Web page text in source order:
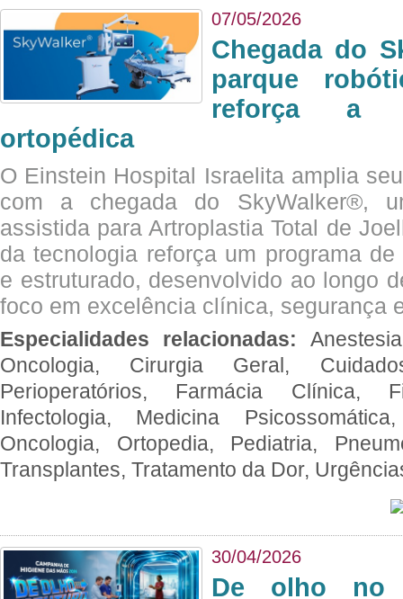
07/05/2026
Chegada do
parque
reforça a
ortopédica
O Einstein Hospital Israelita amplia
com a chegada do SkyWalker®,
assistida para Artroplastia Total de
da tecnologia reforça um programa
e estruturado, desenvolvido ao longo
foco em excelência clínica, segurança
Especialidades relacionadas:
Oncologia, Cirurgia Geral,
Perioperatórios, Farmácia Clínica,
Infectologia, Medicina
Oncologia, Ortopedia, Pediatria,
Transplantes, Tratamento da Dor,
30/04/2026
De olho no